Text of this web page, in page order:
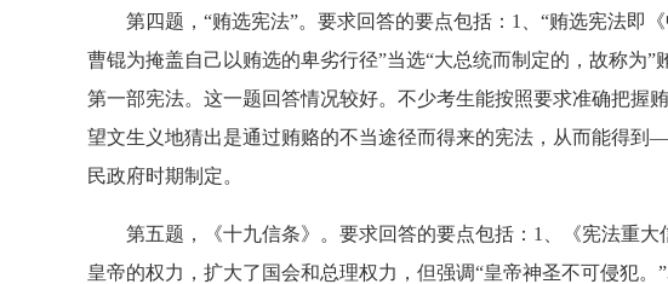
第四题，“贿选宪法”。要求回答的要点包括：1、“贿选宪法即
曹锟为掩盖自己以贿选的卑劣行径”当选“大总统而制定的，故称为
第一部宪法。这一题回答情况较好。不少考生能按照要求准确把握
望文生义地猜出是通过贿赂的不当途径而得来的宪法，从而能得到
民政府时期制定。
第五题，《十九信条》。要求回答的要点包括：1、《宪法重大
皇帝的权力，扩大了国会和总理权力，但强调“皇帝神圣不可侵犯